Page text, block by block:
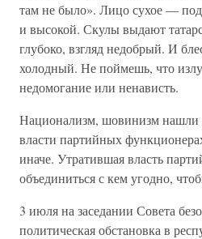
там не было». Лицо сухое — под
и высокой. Скулы выдают
глубоко, взгляд недобрый. И
холодный. Не поймешь, что
недомогание или ненависть.
Национализм, шовинизм
власти партийных
иначе. Утратившая власть
объединиться с кем угодно,
3 июля на заседании Совета
политическая обстановка в